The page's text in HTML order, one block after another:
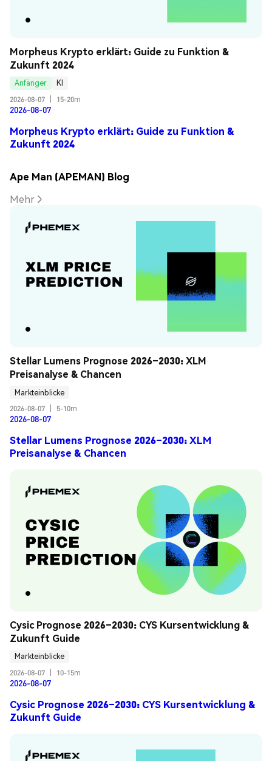
Morpheus Krypto erklärt: Guide zu Funktion &
Zukunft 2024
Anfänger
KI
2026-08-07
15-20m
2026-08-07
Morpheus Krypto erklärt: Guide zu Funktion &
Zukunft 2024
Ape Man (APEMAN) Blog
Mehr
Stellar Lumens Prognose 2026–2030: XLM
Preisanalyse & Chancen
Markteinblicke
2026-08-07
5-10m
2026-08-07
Stellar Lumens Prognose 2026–2030: XLM
Preisanalyse & Chancen
Cysic Prognose 2026–2030: CYS Kursentwicklung &
Zukunft Guide
Markteinblicke
2026-08-07
10-15m
2026-08-07
Cysic Prognose 2026–2030: CYS Kursentwicklung &
Zukunft Guide